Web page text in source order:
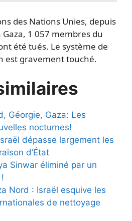
des Nations Unies, depuis
1 057 membres du
été tués. Le système de
est gravement touché.
Géorgie, Gaza: Les
nocturnes!
dépasse largement les
d’État
Sinwar éliminé par un
Nord : Israël esquive les
de nettoyage